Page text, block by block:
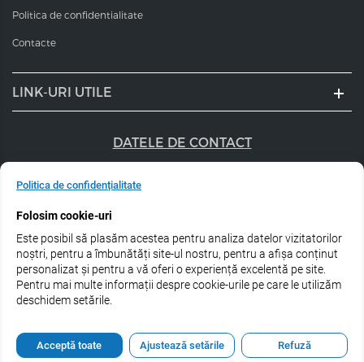
Politica de confidentialitate
Contacte
LINK-URI UTILE
DATELE DE CONTACT
+40 747 056 359
Urmărește-ne pe rețele de socializare:
Politica de confidențialitate
Folosim cookie-uri
Este posibil să plasăm acestea pentru analiza datelor vizitatorilor
noștri, pentru a îmbunătăți site-ul nostru, pentru a afișa conținut
personalizat și pentru a vă oferi o experiență excelentă pe site.
Pentru mai multe informații despre cookie-urile pe care le utilizăm
deschidem setările.
Acceptă toate Ajustează setările Refuză